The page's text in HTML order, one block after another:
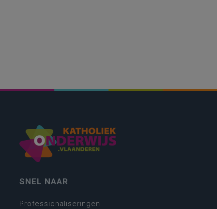
SNEL NAAR
Professionaliseringen